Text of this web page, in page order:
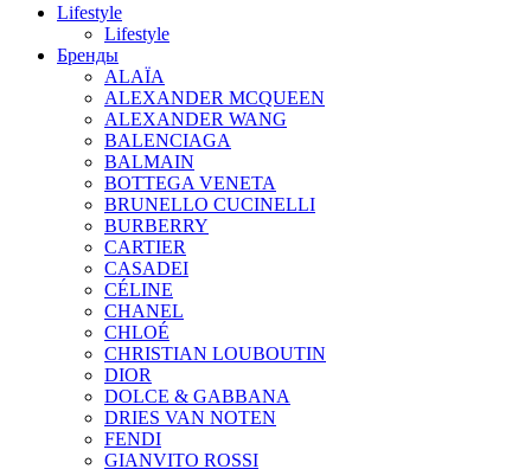
Lifestyle
Lifestyle
Бренды
ALAÏA
ALEXANDER MCQUEEN
ALEXANDER WANG
BALENCIAGA
BALMAIN
BOTTEGA VENETA
BRUNELLO CUCINELLI
BURBERRY
CARTIER
CASADEI
CÉLINE
CHANEL
CHLOÉ
CHRISTIAN LOUBOUTIN
DIOR
DOLCE & GABBANA
DRIES VAN NOTEN
FENDI
GIANVITO ROSSI